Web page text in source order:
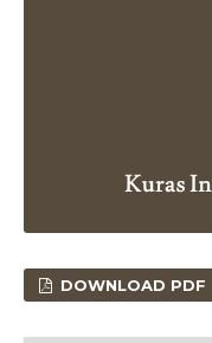
DOWNLOAD PDF